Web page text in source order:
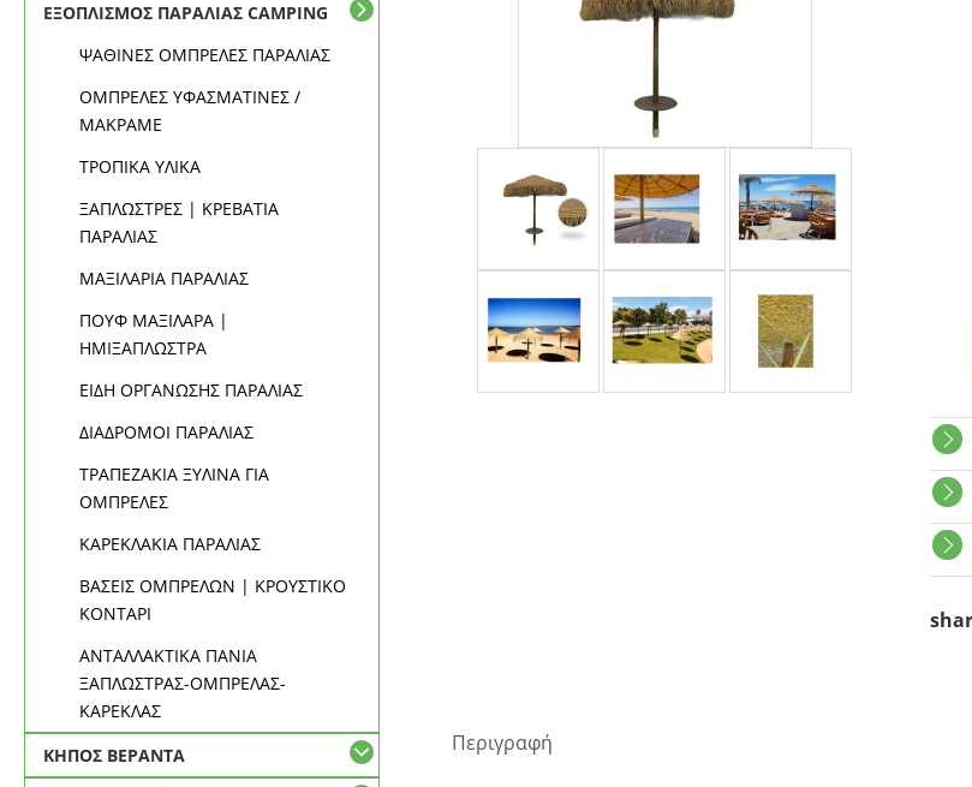
ΕΞΟΠΛΙΣΜΟΣ ΠΑΡΑΛΙΑΣ CAMPING
ΨΑΘΙΝΕΣ ΟΜΠΡΕΛΕΣ ΠΑΡΑΛΙΑΣ
ΟΜΠΡΕΛΕΣ ΥΦΑΣΜΑΤΙΝΕΣ /
ΜΑΚΡΑΜΕ
ΤΡΟΠΙΚΑ ΥΛΙΚΑ
ΞΑΠΛΩΣΤΡΕΣ | ΚΡΕΒΑΤΙΑ
ΠΑΡΑΛΙΑΣ
ΜΑΞΙΛΑΡΙΑ ΠΑΡΑΛΙΑΣ
ΠΟΥΦ ΜΑΞΙΛΑΡΑ |
ΗΜΙΞΑΠΛΩΣΤΡΑ
ΕΙΔΗ ΟΡΓΑΝΩΣΗΣ ΠΑΡΑΛΙΑΣ
ΔΙΑΔΡΟΜΟΙ ΠΑΡΑΛΙΑΣ
ΤΡΑΠΕΖΑΚΙΑ ΞΥΛΙΝΑ ΓΙΑ
ΟΜΠΡΕΛΕΣ
ΚΑΡΕΚΛΑΚΙΑ ΠΑΡΑΛΙΑΣ
ΒΑΣΕΙΣ ΟΜΠΡΕΛΩΝ | ΚΡΟΥΣΤΙΚΟ
ΚΟΝΤΑΡΙ
ΑΝΤΑΛΛΑΚΤΙΚΑ ΠΑΝΙΑ
ΞΑΠΛΩΣΤΡΑΣ-ΟΜΠΡΕΛΑΣ-
ΚΑΡΕΚΛΑΣ
ΚΗΠΟΣ ΒΕΡΑΝΤΑ
Περιγραφή